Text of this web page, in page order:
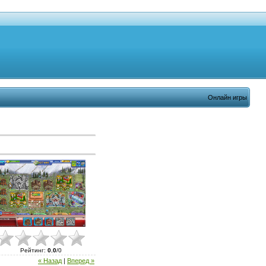
Онлайн игры
Рейтинг: 0.0/0
« Назад Вперед »